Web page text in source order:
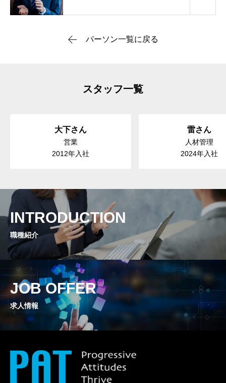
パーソン一覧に戻る
スタッフ一覧
大下さん
営業
2012年入社
雷さん
人材管理
2024年入社
INTRODUCTION
職種紹介
JOB OFFER
求人情報